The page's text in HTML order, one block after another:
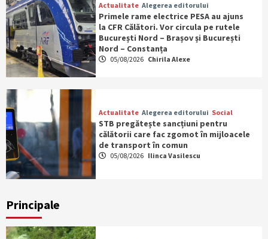
Actualitate Alegerea editorului
Primele rame electrice PESA au ajuns
la CFR Călători. Vor circula pe rutele
București Nord – Brașov și București
Nord – Constanța
05/08/2026 Chirila Alexe
Actualitate Alegerea editorului Social
STB pregătește sancțiuni pentru
călătorii care fac zgomot în mijloacele
de transport în comun
05/08/2026 Ilinca Vasilescu
Principale